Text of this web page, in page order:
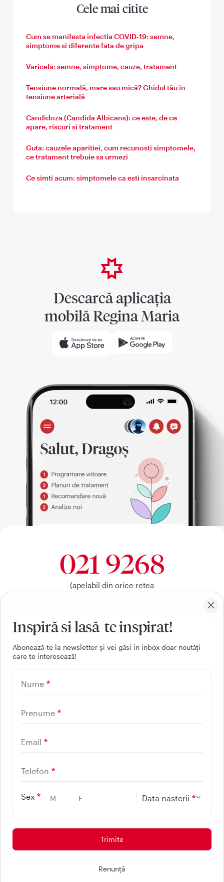
Inspiră si lasă-te inspirat!
Aboneazǎ-te la newsletter și vei gǎsi in inbox doar noutǎți
care te intereseazǎ!
Nume
Prenume
Email
Telefon
Sex M F Data nasterii
Renunţă
Cele mai citite
Cum se manifesta infectia COVID-19: semne,
simptome si diferente fata de gripa
Varicela: semne, simptome, cauze, tratament
Tensiune normală, mare sau mică? Ghidul tău în
tensiune arterială
Candidoza (Candida Albicans): ce este, de ce
apare, riscuri si tratament
Guta: cauzele aparitiei, cum recunosti simptomele,
ce tratament trebuie sa urmezi
Ce simti acum: simptomele ca esti insarcinata
Descarcă aplicația
mobilă Regina Maria
021 9268
(apelabil din orice retea
CONTACT
REGINA MARIA
Protectia consumatorilor - ANPC
© 2026 - Reteaua Privata de Sanatate REGINA MARIA.